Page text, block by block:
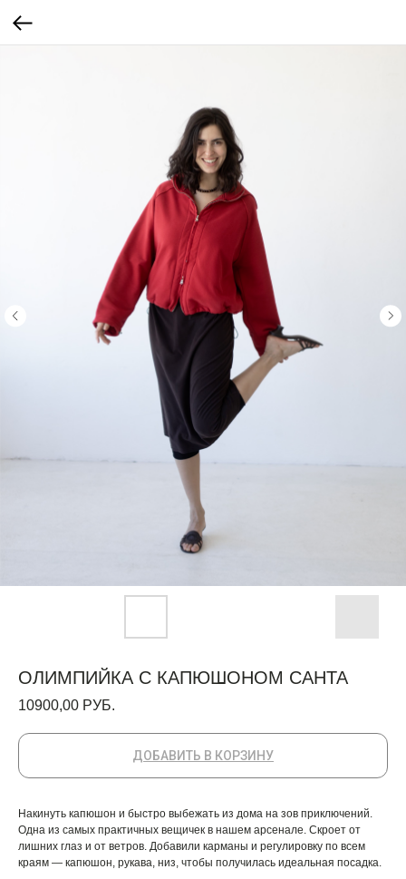
ОЛИМПИЙКА С КАПЮШОНОМ САНТА
10900,00 РУБ.
ДОБАВИТЬ В КОРЗИНУ
Накинуть капюшон и быстро выбежать из дома на зов приключений.
Одна из самых практичных вещичек в нашем арсенале. Скроет от
лишних глаз и от ветров. Добавили карманы и регулировку по всем
краям — капюшон, рукава, низ, чтобы получилась идеальная посадка.